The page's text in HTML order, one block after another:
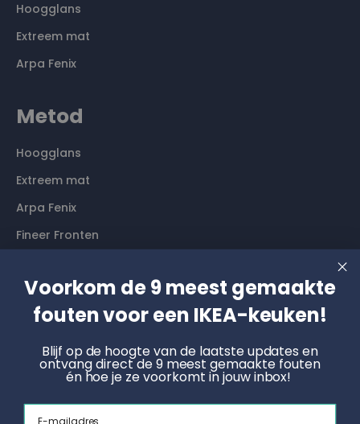
Hoogglans
Extreem mat
Arpa Fenix
Metod
Hoogglans
Extreem mat
Arpa Fenix
Fineer Fronten
Contact
Langs komen? Graag even een afspraak maken. Dan
hebben wij alle tijd voor je.
Boek een online afspraak
KNOET
Voorkom de 9 meest gemaakte
fouten voor een IKEA-keuken!
Blijf op de hoogte van de laatste updates en
ontvang direct de 9 meest gemaakte fouten
én hoe je ze voorkomt in jouw inbox!